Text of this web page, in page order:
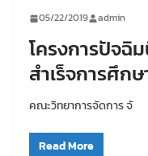
05/22/2019 admin
โครงการปัจฉิ
สำเร็จการศึก
คณะวิทยาการจัดการ จั
Read More